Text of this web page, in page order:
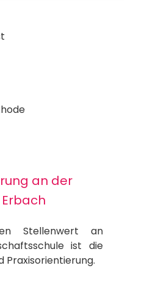
an der
Stellenwert an
ist die
Praxisorientierung.